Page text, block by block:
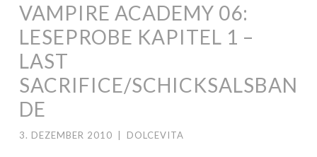
VAMPIRE ACADEMY 06:
LESEPROBE KAPITEL 1 –
LAST
SACRIFICE/SCHICKSALSBAN
DE
3. DEZEMBER 2010 DOLCEVITA